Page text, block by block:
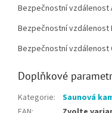
Bezpečnostní vzdálenost
Bezpečnostní vzdálenost
Bezpečnostní vzdálenost
Doplňkové
Kategorie:
Saunová